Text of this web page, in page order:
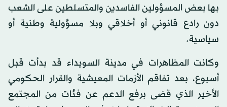
بها بعض المسؤولين الفاسدين والمتسلطين على الشعب
دون رادع قانوني أو أخلاقي وبلا مسؤولية وطنية أو
سياسية.
وكانت المظاهرات في مدينة السويداء قد بدأت قبل
أسبوع، بعد تفاقم الأزمات المعيشية والقرار الحكومي
الأخير الذي قضى برفع الدعم عن فئات من المجتمع